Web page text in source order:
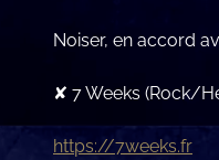
Noiser, en accord
✘ 7 Weeks (Rock/
https://7weeks.fr